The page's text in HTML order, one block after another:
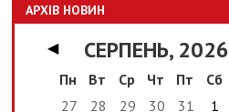
АРХІВ НОВИН
◀ СЕРПЕНЬ, 2026
Пн
Вт Ср Чт Пт Сб
27
28 29 30 31 1